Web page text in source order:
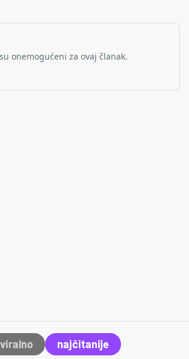
onemogućeni za ovaj članak.
viralno najčitanije